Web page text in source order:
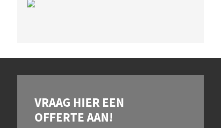
VRAAG HIER EEN
OFFERTE AAN!